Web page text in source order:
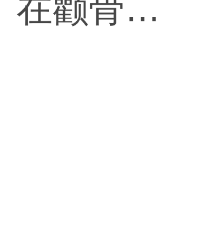
在颧骨整
，如果
形手术